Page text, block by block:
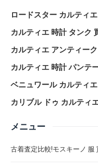
ロードスター カルティ
カルティエ 時計 タンク
カルティエ アンティー
カルティエ 時計 パンテ
ベニュワール カルティ
カリブル ドゥ カルティ
メニュー
古着査定比較!モスキーノ 服